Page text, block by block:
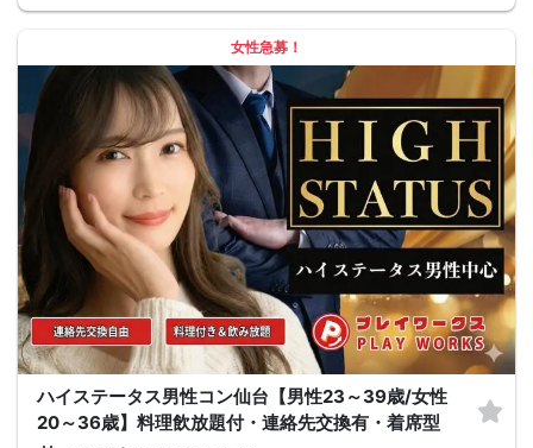
女性急募！
ハイステータス男性コン仙台【男性23～39歳/女性
20～36歳】料理飲放題付・連絡先交換有・着席型